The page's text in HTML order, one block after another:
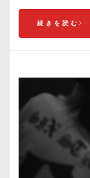
続きを読む